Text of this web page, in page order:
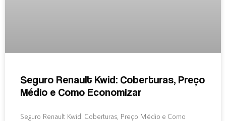
Seguro Renault Kwid: Coberturas, Preço
Médio e Como Economizar
Seguro Renault Kwid: Coberturas, Preço Médio e Como